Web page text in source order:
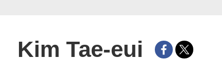
Kim Tae-eui